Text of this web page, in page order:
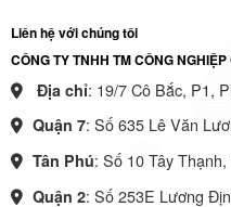
Liên hệ với chúng tôi
CÔNG TY TNHH TM CÔNG
Địa chỉ: 19/7 Cô Bắc, P1,
Quận 7: Số 635 Lê Văn
Tân Phú: Số 10 Tây
Quận 2: Số 253E Lương